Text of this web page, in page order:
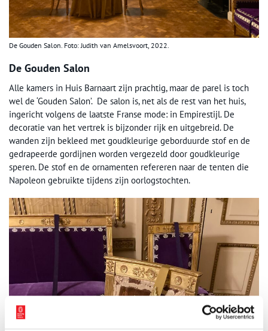
De Gouden Salon. Foto: Judith van Amelsvoort, 2022.
De Gouden Salon
Alle kamers in Huis Barnaart zijn prachtig, maar de parel is toch
wel de ‘Gouden Salon’. De salon is, net als de rest van het huis,
ingericht volgens de laatste Franse mode: in Empirestijl. De
decoratie van het vertrek is bijzonder rijk en uitgebreid. De
wanden zijn bekleed met goudkleurige geborduurde stof en de
gedrapeerde gordijnen worden vergezeld door goudkleurige
speren. De stof en de ornamenten refereren naar de tenten die
Napoleon gebruikte tijdens zijn oorlogstochten.